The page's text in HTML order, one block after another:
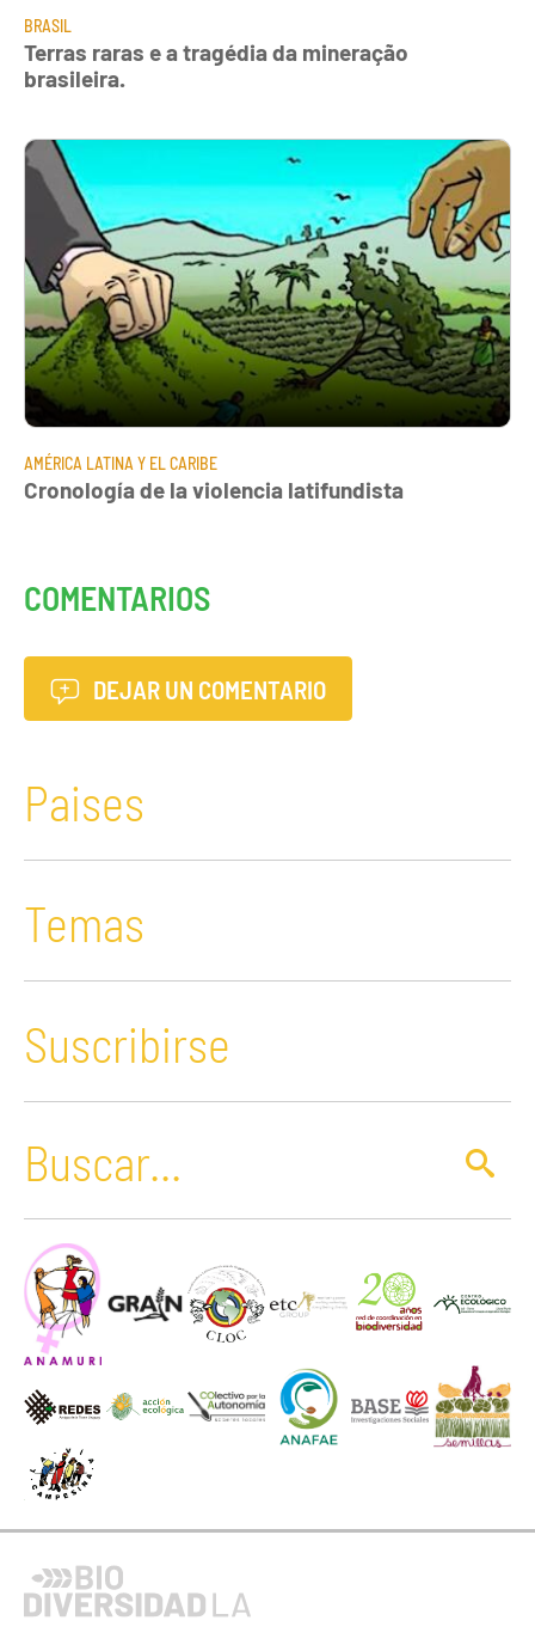
BRASIL
Terras raras e a tragédia da mineração
brasileira.
AMÉRICA LATINA Y EL CARIBE
Cronología de la violencia latifundista
COMENTARIOS
DEJAR UN COMENTARIO
Paises
Temas
Suscribirse